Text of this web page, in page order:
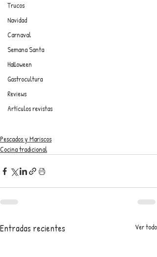
Trucos
Navidad
Carnaval
Semana Santa
Halloween
Gastrocultura
Reviews
Artículos revistas
Pescados y Mariscos
Cocina tradicional
Entradas recientes Ver todo